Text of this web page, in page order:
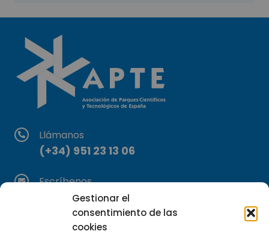
Gestionar el
consentimiento de las
cookies
Llámanos
(+34) 951 23 13 06
Escríbenos
info@apte.org
Encuéntranos